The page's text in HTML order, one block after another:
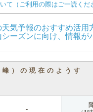
て（ご利用の際はご一読くだ
天気予報のおすすめ活用
シーズンに向け、情報が
峰）の現在のようす
-